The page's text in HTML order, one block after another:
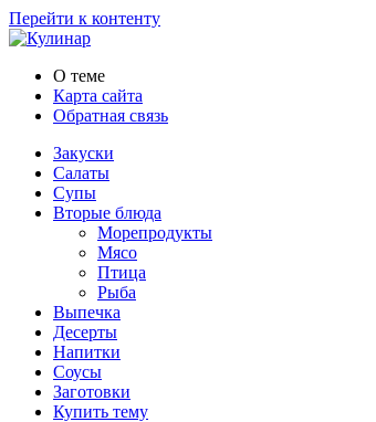
Перейти к контенту
О теме
Карта сайта
Обратная связь
Закуски
Салаты
Супы
Вторые блюда
Морепродукты
Мясо
Птица
Рыба
Выпечка
Десерты
Напитки
Соусы
Заготовки
Купить тему